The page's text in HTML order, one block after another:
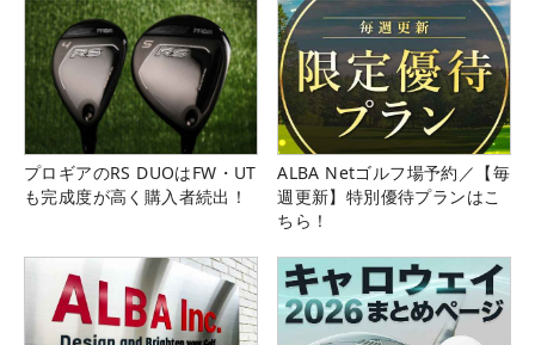
プロギアのRS DUOはFW・UT
も完成度が高く購入者続出！
ALBA Netゴルフ場予約／【毎
週更新】特別優待プランはこ
ちら！